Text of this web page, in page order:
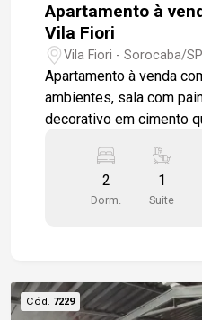
Apartamento à
Vila Fiori
Vila Fiori - Sorocaba/SP
Apartamento à venda
ambientes, sala com
decorativo em cimento queimado.
vidro temperado. Cozinha planejada com cooktop,
forno, pia em granito. 02 quartos, sendo uma
suíte, (A suíte possui
2
Dorm.
1
Suite
Cód. 7229